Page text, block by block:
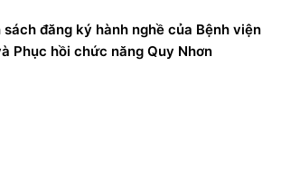
đăng ký hành nghề của Bệnh viện
Phục hồi chức năng Quy Nhơn